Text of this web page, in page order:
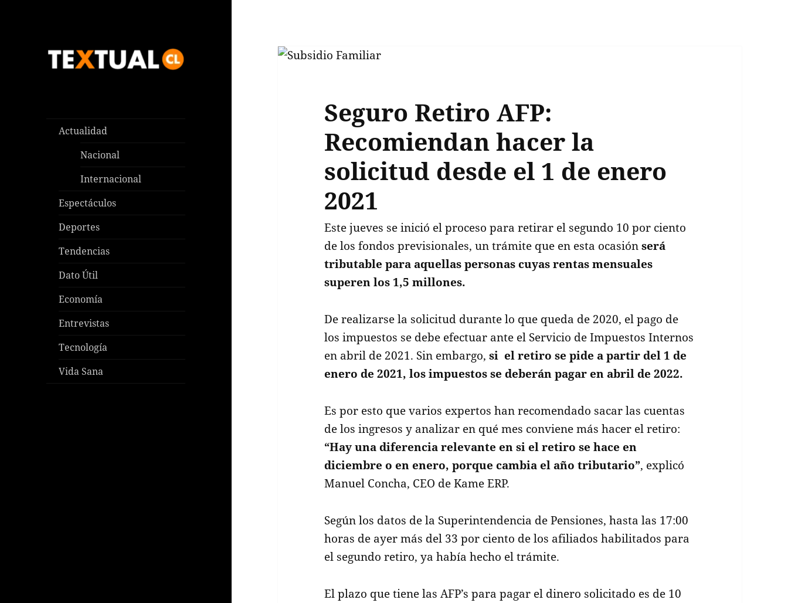
Actualidad
Nacional
Internacional
Espectáculos
Deportes
Tendencias
Dato Útil
Economía
Entrevistas
Tecnología
Vida Sana
Seguro Retiro AFP:
Recomiendan hacer la
solicitud desde el 1 de enero
2021
Este jueves se inició el proceso para retirar el segundo 10 por ciento
de los fondos previsionales, un trámite que en esta ocasiónserá
tributable para aquellas personas cuyas rentas mensuales
superen los 1,5 millones.
De realizarse la solicitud durante lo que queda de 2020, el pago de
los impuestos se debe efectuar ante el Servicio de Impuestos Internos
en abril de 2021. Sin embargo,si el retiro se pide a partir del 1 de
enero de 2021, los impuestos se deberán pagar en abril de 2022.
Es por esto que varios expertos han recomendado sacar las cuentas
de los ingresos y analizar en qué mes conviene más hacer el retiro:
“Hay una diferencia relevante en si el retiro se hace en
diciembre o en enero, porque cambia el año tributario”, explicó
Manuel Concha, CEO de Kame ERP.
Según los datos de la Superintendencia de Pensiones, hasta las 17:00
horas de ayer más del 33 por ciento de los afiliados habilitados para
el segundo retiro, ya había hecho el trámite.
El plazo que tiene las AFP’s para pagar el dinero solicitado es de 10